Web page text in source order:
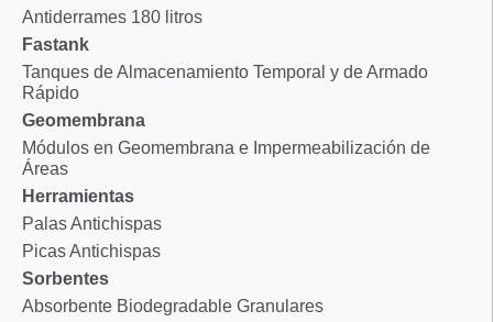
Antiderrames 180 litros
Fastank
Tanques de Almacenamiento Temporal y de Armado
Rápido
Geomembrana
Módulos en Geomembrana e Impermeabilización de
Áreas
Herramientas
Palas Antichispas
Picas Antichispas
Sorbentes
Absorbente Biodegradable Granulares